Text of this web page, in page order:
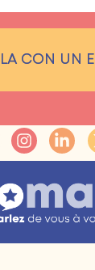
CON UN